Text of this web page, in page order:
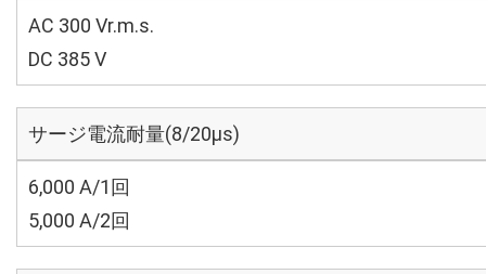
AC 300 Vr.m.s.
DC 385 V
サージ電流耐量(8/20μs)
6,000 A/1回
5,000 A/2回